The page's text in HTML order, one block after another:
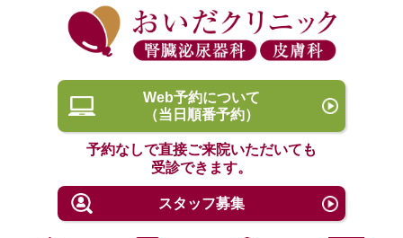
Web予約について
（当日順番予約）
予約なしで直接ご来院いただいても
受診できます。
スタッフ募集